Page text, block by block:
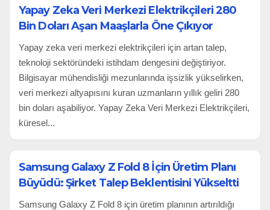
Yapay Zeka Veri Merkezi Elektrikçileri 280
Bin Doları Aşan Maaşlarla Öne Çıkıyor
Yapay zeka veri merkezi elektrikçileri için artan talep,
teknoloji sektöründeki istihdam dengesini değiştiriyor.
Bilgisayar mühendisliği mezunlarında işsizlik yükselirken,
veri merkezi altyapısını kuran uzmanların yıllık geliri 280
bin doları aşabiliyor. Yapay Zeka Veri Merkezi Elektrikçileri,
küresel...
Samsung Galaxy Z Fold 8 İçin Üretim Planı
Büyüdü: Şirket Talep Beklentisini Yükseltti
Samsung Galaxy Z Fold 8 için üretim planının artırıldığı